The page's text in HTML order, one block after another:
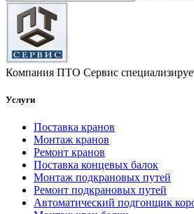
Компания ПТО Сервис
Услуги
Поставка кранов
Монтаж кранов
Ремонт кранов
Поставка концевых балок
Монтаж подкрановых путей
Ремонт подкрановых путей
Автоматический подгонщик